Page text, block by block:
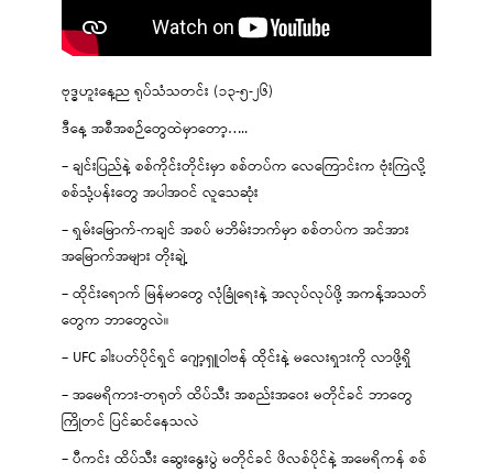
ဗုဒ္ဓဟူးနေ့ည ရုပ်သံသတင်း (၁၃-၅-၂၆)
ဒီနေ့ အစီအစဉ်တွေထဲမှာတော့…..
– ချင်းပြည်နဲ့ စစ်ကိုင်းတိုင်းမှာ စစ်တပ်က လေကြောင်းက ဗုံးကြဲလို့
စစ်သုံ့ပန်းတွေ အပါအဝင် လူသေဆုံး
– ရှမ်းမြောက်-ကချင် အစပ် မဘိမ်းဘက်မှာ စစ်တပ်က အင်အား
အမြောက်အများ တိုးချဲ့
– ထိုင်းရောက် မြန်မာတွေ လုံခြုံရေးနဲ့ အလုပ်လုပ်ဖို့ အကန့်အသတ်
တွေက ဘာတွေလဲ။
– UFC ခါးပတ်ပိုင်ရှင် ဂျော့ရှူဝါဗန် ထိုင်းနဲ့ မလေးရှားကို လာဖို့ရှိ
– အမေရိကား-တရုတ် ထိပ်သီး အစည်းအဝေး မတိုင်ခင် ဘာတွေ
ကြိုတင် ပြင်ဆင်နေသလဲ
– ပီကင်း ထိပ်သီး ဆွေးနွေးပွဲ မတိုင်ခင် ဖိလစ်ပိုင်နဲ့ အမေရိကန် စစ်